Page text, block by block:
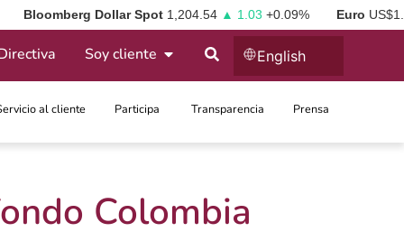
Bloomberg Dollar Spot 1,204.54 ▲ 1.03 +0.09% Euro
Soy cliente English
al cliente Participa ​ Transparencia Prensa
Colombia